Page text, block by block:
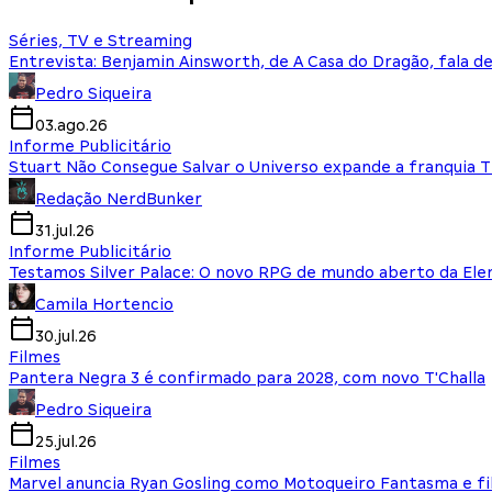
Séries, TV e Streaming
Entrevista: Benjamin Ainsworth, de A Casa do Dragão, fala
Pedro Siqueira
03.ago.26
Informe Publicitário
Stuart Não Consegue Salvar o Universo expande a franquia
Redação NerdBunker
31.jul.26
Informe Publicitário
Testamos Silver Palace: O novo RPG de mundo aberto da
Camila Hortencio
30.jul.26
Filmes
Pantera Negra 3 é confirmado para 2028, com novo T'Challa
Pedro Siqueira
25.jul.26
Filmes
Marvel anuncia Ryan Gosling como Motoqueiro Fantasma e